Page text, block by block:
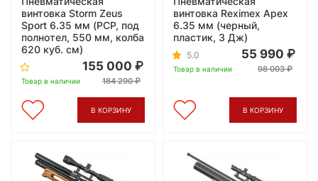
винтовка Storm Zeus
Sport 6.35 мм (PCP, под
полнотел, 550 мм, колба
620 куб. см)
Товар в наличии
155 000
184 290
В КОРЗИНУ
винтовка Reximex Apex
6.35 мм (черный,
пластик, 3 Дж)
5.0
Товар в наличии
55 990
98 003
В КОРЗИНУ